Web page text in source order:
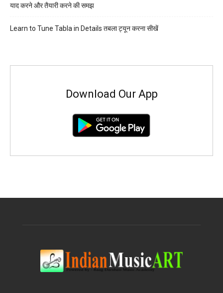
याद करने और तैयारी करने की समझ
Learn to Tune Tabla in Details तबला ट्यून करना सीखें
Download Our App